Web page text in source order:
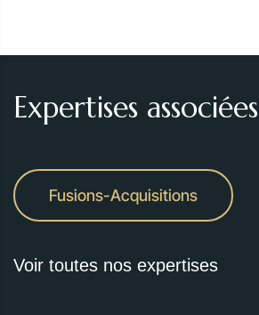
Expertises associées
Fusions-Acquisitions
Voir toutes nos expertises